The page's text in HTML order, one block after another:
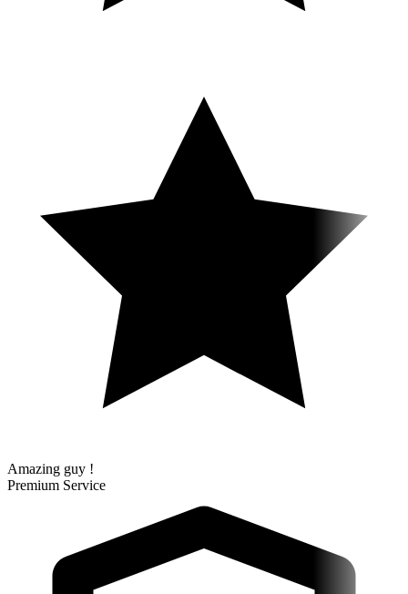
Amazing guy !
Premium Service